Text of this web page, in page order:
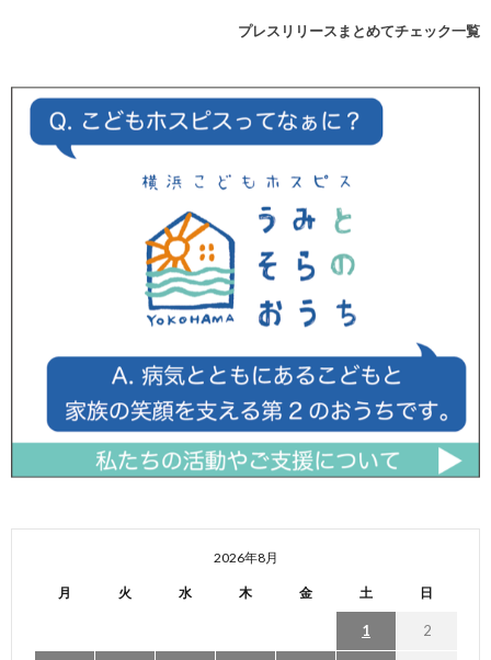
プレスリリースまとめてチェック一覧
2026年8月
月 火 水 木 金 土 日
1 2